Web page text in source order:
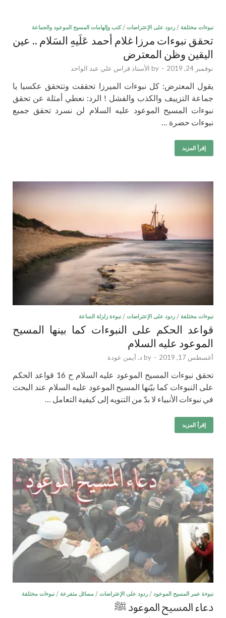
نبوءات مختلفة / ردود على الإعتراضات /كتب وإلهامات المسيح الموعود والجماعة
تحقق نبوءات مرزا غلام أحمد عَلَيهِ السَلام .. عين
اليقين وظن المعترض
نوفمبر 24, 2019 -
by الأستاذ فراس علي عبد الواحد
يقول المعترض: كل نبوءات الميرزا تحققت وتتحقق عكسيا يا
جماعة التزييف والكذب والفشل ! الرد: نعطي أمثلة عن تحقق
نبوءات المسيح الموعود عليه السلام لن نسرد تحقق جميع
نبوءات حضرة …
إقرأ المزيد
نبوءات مختلفة / ردود على الإعتراضات / نبوءة زلزلة الساعة
قواعد الحكم على النبوءات كما بينها المسيح
الموعود عليه السلام
أغسطس 17, 2019 -
by د. أيمن عودة
تحقق نبوءات المسيح الموعود عليه السلام ح 16 قواعد الحكم
على النبوءات كما بيّنها المسيح الموعود عليه السلام عند البحث
في نبوءات الأنبياء لا بدّ من التنويه إلى كيفية التعامل …
إقرأ المزيد
نبوءة عمر المسيح الموعود / ردود على الإعتراضات / مسائل متفرعة / نبوءات مختلفة
دعاء المسيح الموعود ﷺ